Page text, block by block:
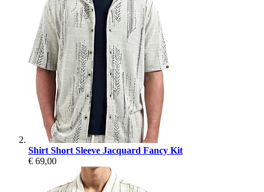
Shirt Short Sleeve Jacquard Fancy Kit
€ 69,00